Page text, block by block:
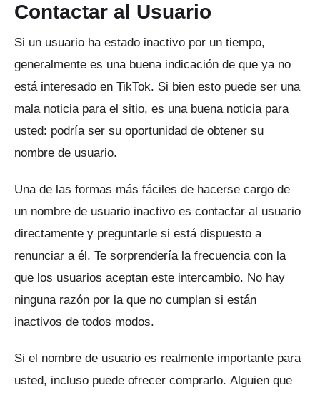
Contactar al Usuario
Si un usuario ha estado inactivo por un tiempo,
generalmente es una buena indicación de que ya no
está interesado en TikTok. Si bien esto puede ser una
mala noticia para el sitio, es una buena noticia para
usted: podría ser su oportunidad de obtener su
nombre de usuario.
Una de las formas más fáciles de hacerse cargo de
un nombre de usuario inactivo es contactar al usuario
directamente y preguntarle si está dispuesto a
renunciar a él. Te sorprendería la frecuencia con la
que los usuarios aceptan este intercambio. No hay
ninguna razón por la que no cumplan si están
inactivos de todos modos.
Si el nombre de usuario es realmente importante para
usted, incluso puede ofrecer comprarlo. Alguien que